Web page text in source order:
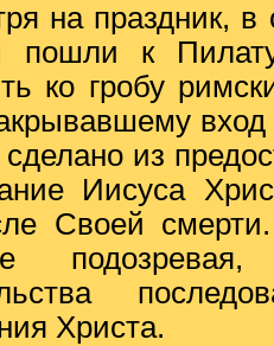
на праздник,
пошли к
ко гробу
вход
из
Иисуса
Своей
подозревая,
Христа.